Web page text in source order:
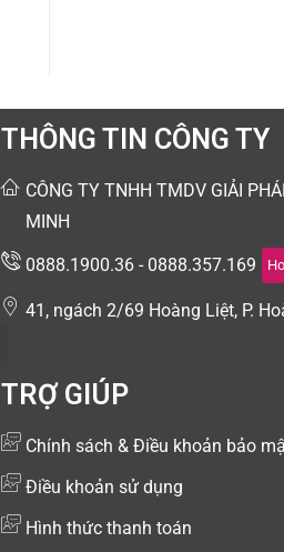
THÔNG TIN CÔNG TY
CÔNG TY TNHH TMDV GIẢI
MINH
0888.1900.36 - 0888.357.169
41, ngách 2/69 Hoàng Liệt, P.
TRỢ GIÚP
Chính sách & Điều khoản bảo
Điều khoản sử dụng
Hình thức thanh toán